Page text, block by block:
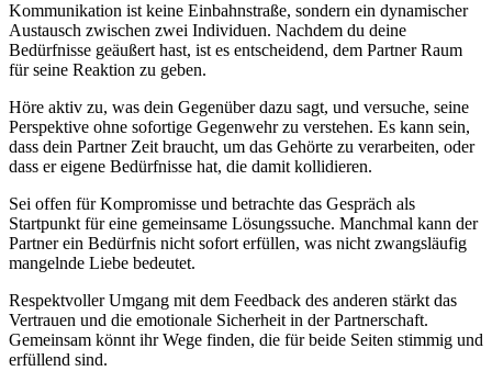
Kommunikation ist keine Einbahnstraße, sondern ein dynamischer
Austausch zwischen zwei Individuen. Nachdem du deine
Bedürfnisse geäußert hast, ist es entscheidend, dem Partner Raum
für seine Reaktion zu geben.
Höre aktiv zu, was dein Gegenüber dazu sagt, und versuche, seine
Perspektive ohne sofortige Gegenwehr zu verstehen. Es kann sein,
dass dein Partner Zeit braucht, um das Gehörte zu verarbeiten, oder
dass er eigene Bedürfnisse hat, die damit kollidieren.
Sei offen für Kompromisse und betrachte das Gespräch als
Startpunkt für eine gemeinsame Lösungssuche. Manchmal kann der
Partner ein Bedürfnis nicht sofort erfüllen, was nicht zwangsläufig
mangelnde Liebe bedeutet.
Respektvoller Umgang mit dem Feedback des anderen stärkt das
Vertrauen und die emotionale Sicherheit in der Partnerschaft.
Gemeinsam könnt ihr Wege finden, die für beide Seiten stimmig und
erfüllend sind.